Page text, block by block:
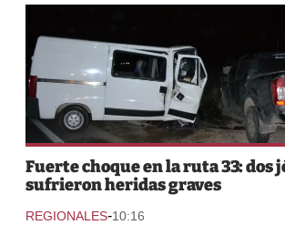
Fuerte choque en la ruta 33: dos
sufrieron heridas graves
REGIONALES-10:16